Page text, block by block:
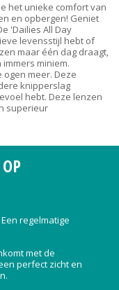
het unieke comfort van
en opbergen! Geniet
'Dailies All Day
levensstijl hebt of
maar één dag draagt,
miniem.
meer. Deze
knipperslag
hebt. Deze lenzen
superieur
regelmatige
met de
perfect zicht en